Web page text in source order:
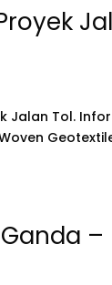
Jalan Tol.
–